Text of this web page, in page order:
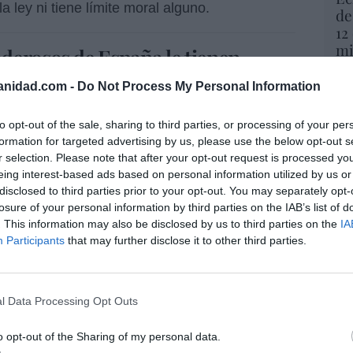
- Do Not Process My Personal Information
opt-out of the sale, sharing to third parties, or processing of your
for targeted advertising by us, please use the below opt-out
selection. Please note that after your opt-out request is processed
interest-based ads based on personal information utilized by us
to third parties prior to your opt-out. You may separately
of your personal information by third parties on the IAB’s list of
This information may also be disclosed by us to third parties on the
Participants that may further disclose it to other third parties.
Data Processing Opt Outs
opt-out of the Sharing of my personal data.
ley ni tiene límite moral alguno.
de España le tienen
es capaz de todo, y no se
sobre todo, que Sánchez
límite moral alguno
Santander se aferra al delicuescente
la idoneidad de consejeros, no ya
según depende.
del banco? No, desde luego,
estaba siendo investigado, Botín elevó a
España a consejero de todo el Grupo
de cesar al amigo de Begoña Gómez
y